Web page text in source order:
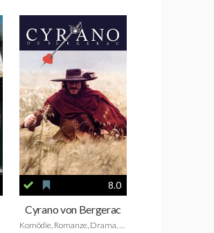
8.0
Cyrano von Bergerac
Komödie, Romanze, Drama, Historie, Biografie